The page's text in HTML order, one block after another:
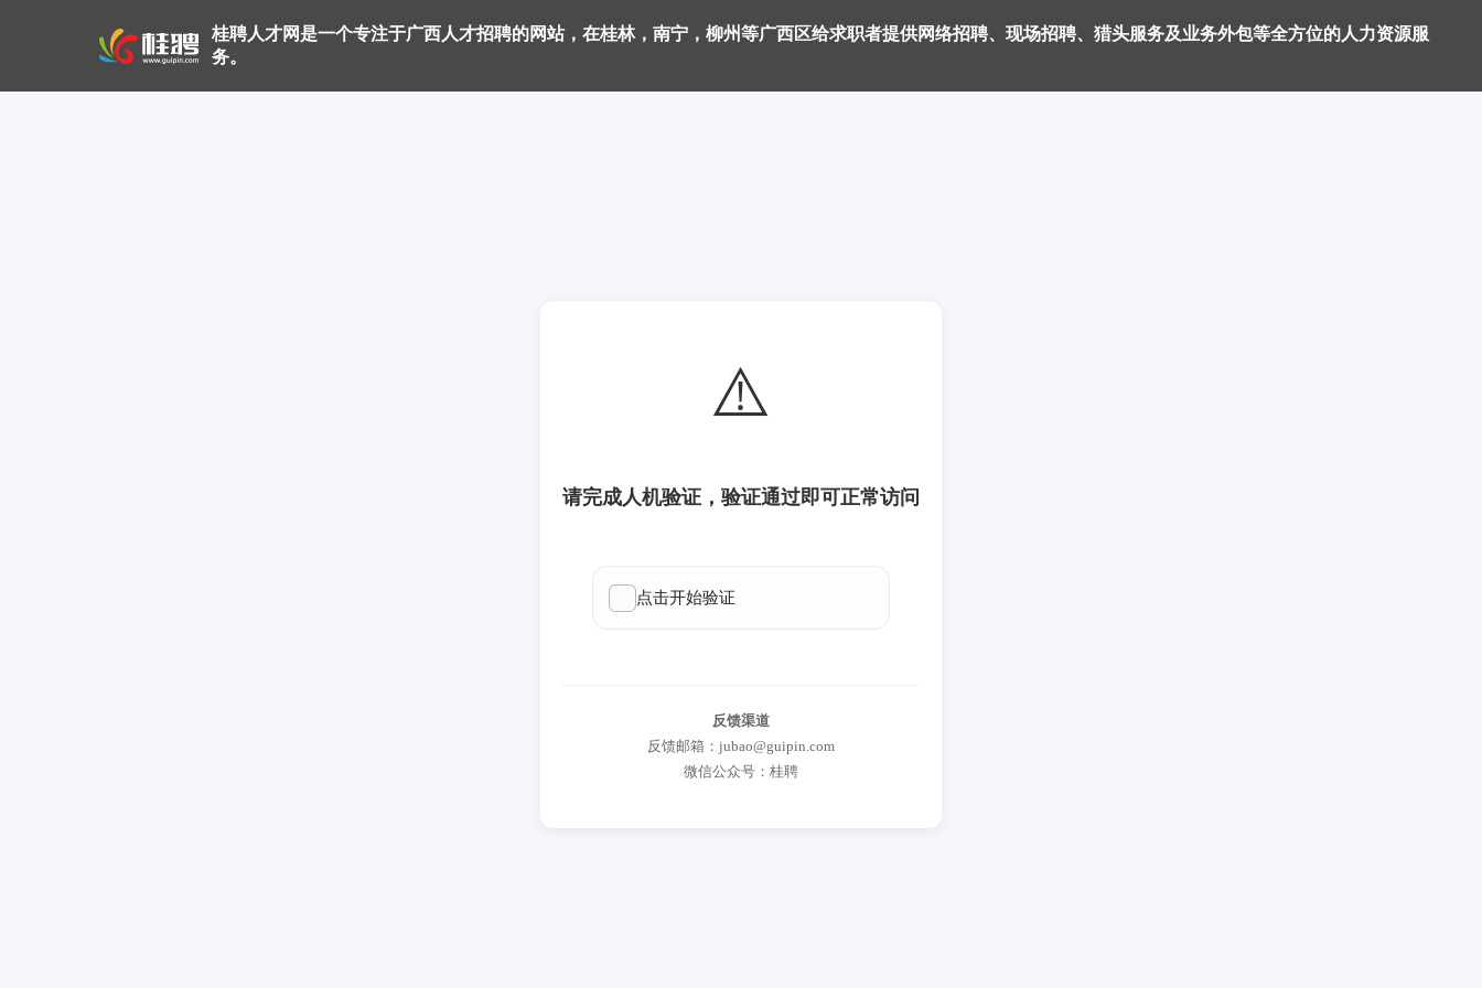
桂聘人才网是一个专注于广西人才招聘的网站，在桂林，南宁，柳州等广西区给求职者提供网络招聘、现场招聘、猎头服务及业务外包等全方位的人力资源服
务。
⚠️
请完成人机验证，验证通过即可正常访问
反馈渠道
反馈邮箱：jubao@guipin.com
微信公众号：桂聘